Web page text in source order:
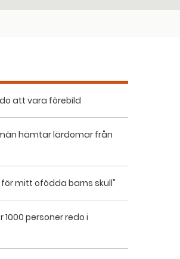
att vara förebild
hämtar lärdomar från
mitt ofödda barns skull"
personer redo i